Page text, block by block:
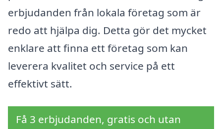
erbjudanden från lokala företag som är
redo att hjälpa dig. Detta gör det mycket
enklare att finna ett företag som kan
leverera kvalitet och service på ett
effektivt sätt.
Få 3 erbjudanden, gratis och utan